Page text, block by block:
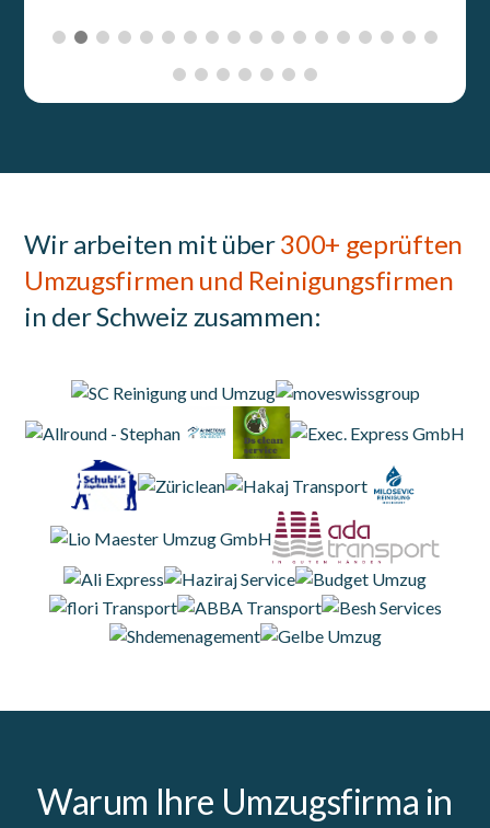
Wir arbeiten mit über300+ geprüften
Umzugsfirmen und Reinigungsfirmen
in der Schweiz zusammen:
Warum Ihre Umzugsfirma in